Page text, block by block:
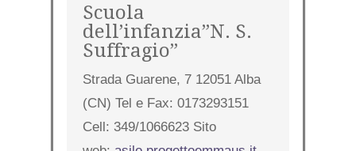
Scuola
dell’infanzia”N. S.
Suffragio”
Strada Guarene, 7 12051 Alba
(CN) Tel e Fax: 0173293151
Cell: 349/1066623 Sito